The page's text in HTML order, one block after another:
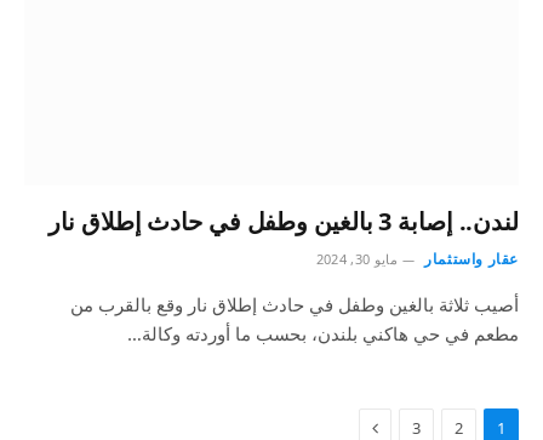
لندن.. إصابة 3 بالغين وطفل في حادث إطلاق نار
عقار واستثمار مايو 30, 2024
أصيب ثلاثة بالغين وطفل في حادث إطلاق نار وقع بالقرب من
مطعم في حي هاكني بلندن، بحسب ما أوردته وكالة…
1
2
3